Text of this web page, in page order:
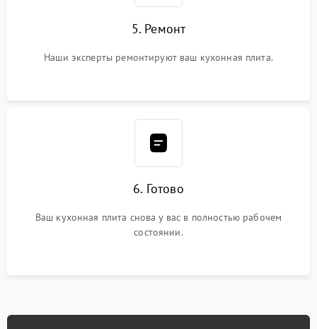
5. Ремонт
Наши эксперты ремонтируют ваш кухонная плита.
6. Готово
Ваш кухонная плита снова у вас в полностью рабочем
состоянии.